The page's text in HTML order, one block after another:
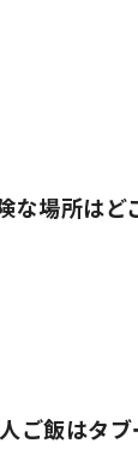
な場所はど
ご飯はタブ